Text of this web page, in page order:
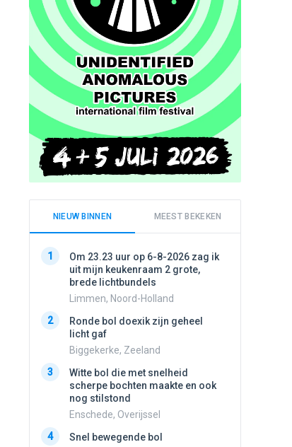
NIEUW BINNEN MEEST BEKEKEN
1
Om 23.23 uur op 6-8-2026 zag ik
uit mijn keukenraam 2 grote,
brede lichtbundels
Limmen, Noord-Holland
2
Ronde bol doexik zijn geheel
licht gaf
Biggekerke, Zeeland
3
Witte bol die met snelheid
scherpe bochten maakte en ook
nog stilstond
Enschede, Overijssel
4
Snel bewegende bol